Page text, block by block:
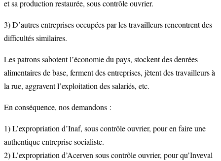
et sa production restaurée, sous contrôle ouvrier.
3) D’autres entreprises occupées par les travailleurs rencontrent des
difficultés similaires.
Les patrons sabotent l’économie du pays, stockent des denrées
alimentaires de base, ferment des entreprises, jètent des travailleurs à
la rue, aggravent l’exploitation des salariés, etc.
En conséquence, nos demandons :
1) L’expropriation d’Inaf, sous contrôle ouvrier, pour en faire une
authentique entreprise socialiste.
2) L’expropriation d’Acerven sous contrôle ouvrier, pour qu’Inveval